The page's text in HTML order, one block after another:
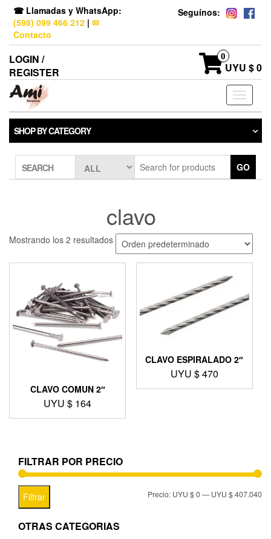
☎ Llamadas y WhatsApp:
(598) 099 466 212 | ✉
Contacto
Seguínos:
LOGIN /
REGISTER
0
UYU $ 0
Toggle
SHOP BY CATEGORY
SEARCH GO
clavo
Mostrando los 2 resultados
CLAVO COMUN 2″
UYU $ 164
CLAVO ESPIRALADO 2″
UYU $470
FILTRAR POR PRECIO
Filtrar Precio: UYU $ 0—UYU $ 407.040
OTRAS CATEGORIAS